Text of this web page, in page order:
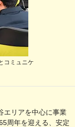
コミュニケ
エリアを中心に事業
周年を迎える、安定